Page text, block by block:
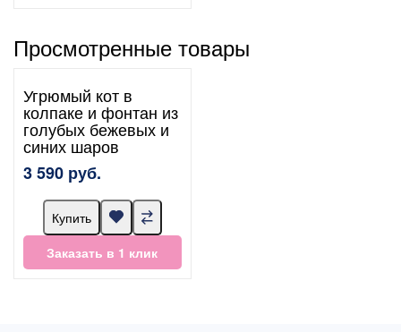
Просмотренные товары
Угрюмый кот в
колпаке и фонтан из
голубых бежевых и
синих шаров
3 590 руб.
Купить
Заказать в 1 клик